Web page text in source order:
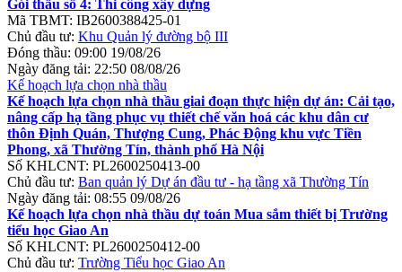
Gói thầu số 4: Thi công xây dựng
Mã TBMT: IB2600388425-01
Chủ đầu tư: Khu Quản lý đường bộ III
Đóng thầu: 09:00 19/08/26
Ngày đăng tải: 22:50 08/08/26
Kế hoạch lựa chọn nhà thầu
Kế hoạch lựa chọn nhà thầu giai đoạn thực hiện dự án: Cải tạo,
nâng cấp hạ tầng phục vụ thiết chế văn hoá các khu dân cư
thôn Định Quán, Thượng Cung, Phác Động khu vực Tiền
Phong, xã Thường Tín, thành phố Hà Nội
Số KHLCNT: PL2600250413-00
Chủ đầu tư: Ban quản lý Dự án đầu tư - hạ tầng xã Thường Tín
Ngày đăng tải: 08:55 09/08/26
Kế hoạch lựa chọn nhà thầu dự toán Mua sắm thiết bị Trường
tiểu học Giao An
Số KHLCNT: PL2600250412-00
Chủ đầu tư: Trường Tiểu học Giao An